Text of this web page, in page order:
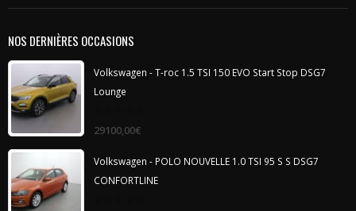
NOS DERNIÈRES OCCASIONS
Volkswagen - T-roc 1.5 TSI 150 EVO Start Stop DSG7
Lounge
out
29100,00€
Volkswagen - POLO NOUVELLE 1.0 TSI 95 S S DSG7
CONFORTLINE